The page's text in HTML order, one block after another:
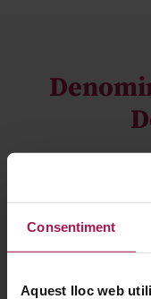
Consentiment
Aquest lloc web